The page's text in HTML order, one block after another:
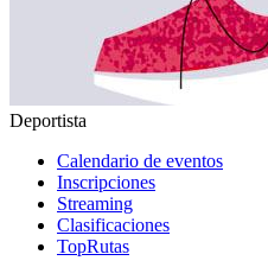
Deportista
Calendario de eventos
Inscripciones
Streaming
Clasificaciones
TopRutas